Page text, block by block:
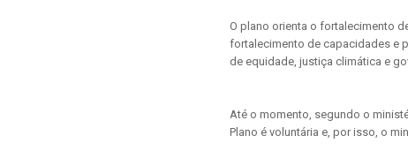
O plano orienta o fortalecimento
fortalecimento de capacidades e
de equidade, justiça climática e
Até o momento, segundo o
Plano é voluntária e, por isso, o